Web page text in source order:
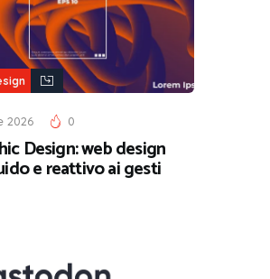
2026 0
Design: web design
e reattivo ai gesti